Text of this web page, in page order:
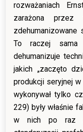
rozważaniach
zarażona
zdehumanizowane
To raczej
dehumanizuje
jakich „zaczęto
produkcji seryjnej
wykonywał tylko
229) były właśnie
w nich po raz